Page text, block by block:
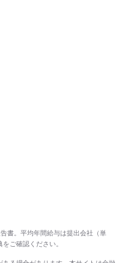
書。平均年間給与は提出会社（単
ご確認ください。